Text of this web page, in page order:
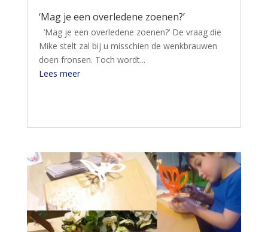
‘Mag je een overledene zoenen?’
‘Mag je een overledene zoenen?’ De vraag die
Mike stelt zal bij u misschien de wenkbrauwen
doen fronsen. Toch wordt...
Lees meer